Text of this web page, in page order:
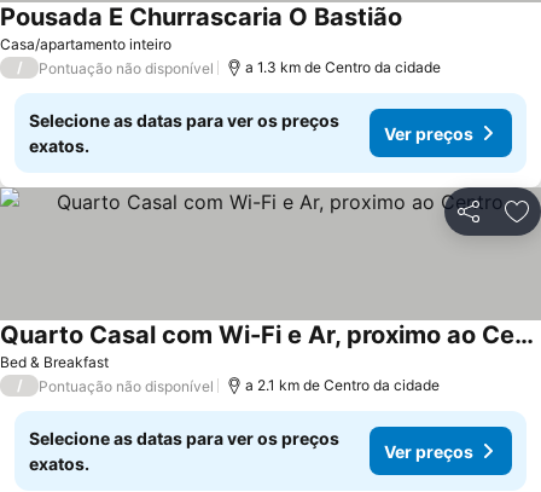
Casa/apartamento inteiro
Pousada E Churrascaria O Bastião
/ Pontuação não disponível a 1.3 km de Centro da cidade
Selecione as datas para ver os preços
exatos.
Ver preços
Partilhar
Bed & Breakfast
Quarto Casal com Wi-Fi e Ar, proximo ao Centro
/ Pontuação não disponível a 2.1 km de Centro da cidade
Selecione as datas para ver os preços
exatos.
Ver preços